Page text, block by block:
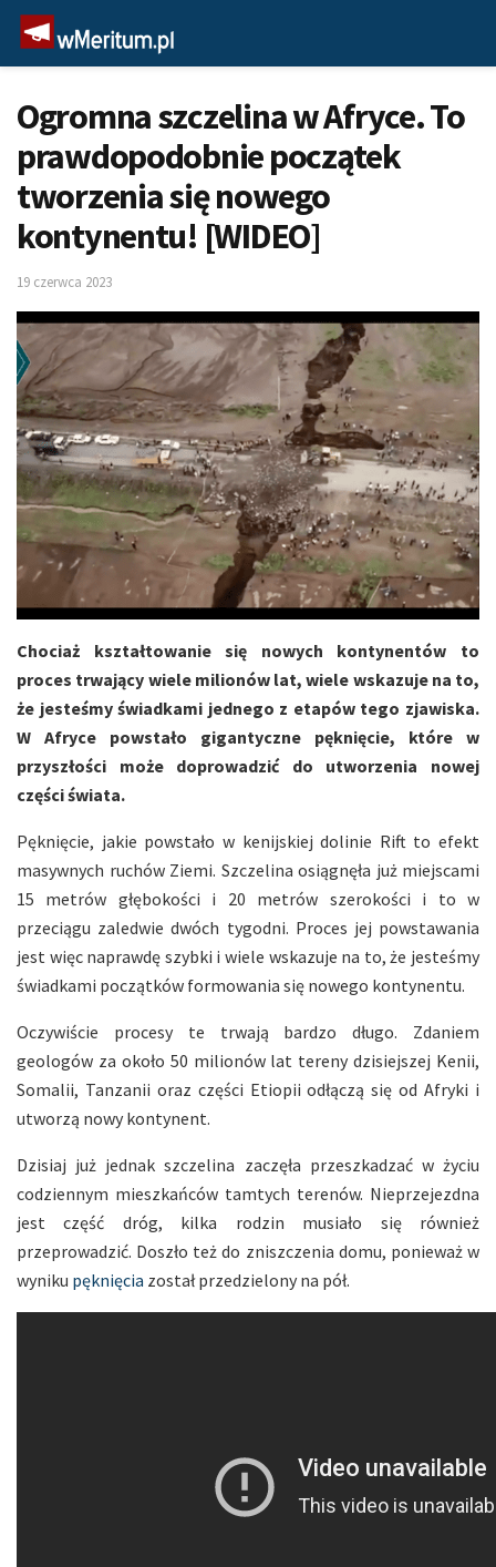
Ogromna szczelina w Afryce. To
prawdopodobnie początek
tworzenia się nowego
kontynentu! [WIDEO]
19 czerwca 2023
Chociaż kształtowanie się nowych kontynentów to
proces trwający wiele milionów lat, wiele wskazuje na to,
że jesteśmy świadkami jednego z etapów tego zjawiska.
W Afryce powstało gigantyczne pęknięcie, które w
przyszłości może doprowadzić do utworzenia nowej
części świata.
Pęknięcie, jakie powstało w kenijskiej dolinie Rift to efekt
masywnych ruchów Ziemi. Szczelina osiągnęła już miejscami
15 metrów głębokości i 20 metrów szerokości i to w
przeciągu zaledwie dwóch tygodni. Proces jej powstawania
jest więc naprawdę szybki i wiele wskazuje na to, że jesteśmy
świadkami początków formowania się nowego kontynentu.
Oczywiście procesy te trwają bardzo długo. Zdaniem
geologów za około 50 milionów lat tereny dzisiejszej Kenii,
Somalii, Tanzanii oraz części Etiopii odłączą się od Afryki i
utworzą nowy kontynent.
Dzisiaj już jednak szczelina zaczęła przeszkadzać w życiu
codziennym mieszkańców tamtych terenów. Nieprzejezdna
jest część dróg, kilka rodzin musiało się również
przeprowadzić. Doszło też do zniszczenia domu, ponieważ w
wyniku pęknięcia został przedzielony na pół.